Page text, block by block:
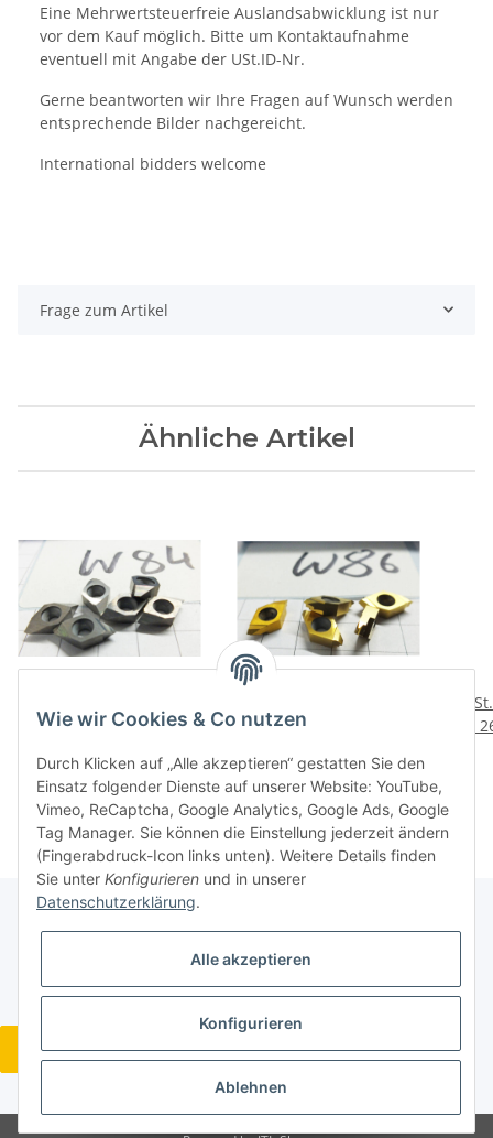
Eine Mehrwertsteuerfreie Auslandsabwicklung ist nur
vor dem Kauf möglich. Bitte um Kontaktaufnahme
eventuell mit Angabe der USt.ID-Nr.
Gerne beantworten wir Ihre Fragen auf Wunsch werden
entsprechende Bilder nachgereicht.
International bidders welcome
Frage zum Artikel
Ähnliche Artikel
Graf Wendeplatte Insers
R K10F TIN Graf
NOS . W86
1
x
Gesetzliche Informationen
Widerrufsbutton
* Alle Preise inkl. gesetzlicher USt., zzgl.Versand
Wie wir Cookies & Co nutzen
Durch Klicken auf „Alle akzeptieren“ gestatten Sie den
Einsatz folgender Dienste auf unserer Website: YouTube,
Vimeo, ReCaptcha, Google Analytics, Google Ads, Google
Tag Manager. Sie können die Einstellung jederzeit ändern
(Fingerabdruck-Icon links unten). Weitere Details finden
Sie unter Konfigurieren und in unserer
Datenschutzerklärung.
Alle akzeptieren
Konfigurieren
Ablehnen